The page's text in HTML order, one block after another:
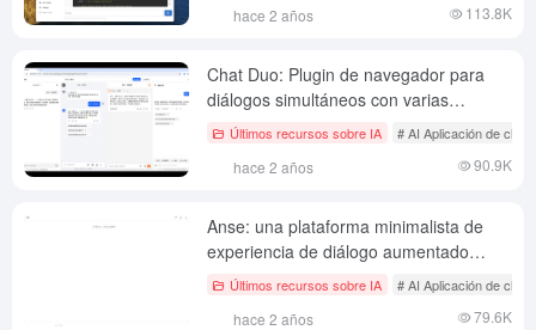
hace 2 años 113.8K
Chat Duo: Plugin de navegador para
diálogos simultáneos con varias
páginas web oficiales de modelos
Últimos recursos sobre IA # AI Aplicación de chat
hace 2 años 90.9K
Anse: una plataforma minimalista de
experiencia de diálogo aumentado
multimodelo
Últimos recursos sobre IA # AI Aplicación de chat
hace 2 años 79.6K